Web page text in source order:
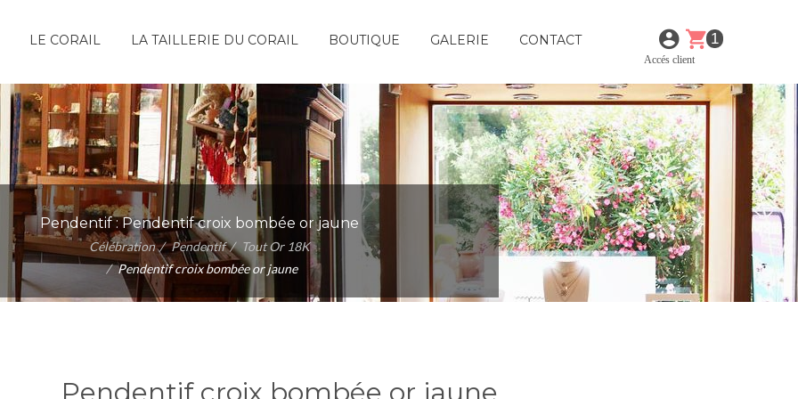
LE CORAIL LA TAILLERIE DU CORAIL BOUTIQUE GALERIE CONTACT 1
Accés client
Pendentif : Pendentif croix bombée or jaune
Célébration Pendentif
Tout Or 18K
Pendentif croix bombée or jaune